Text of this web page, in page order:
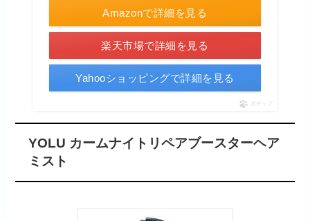
Amazonで詳細を見る
楽天市場で詳細を見る
Yahooショッピングで詳細を見る
ポチップ
YOLU カームナイトリペアブースターヘア
ミスト